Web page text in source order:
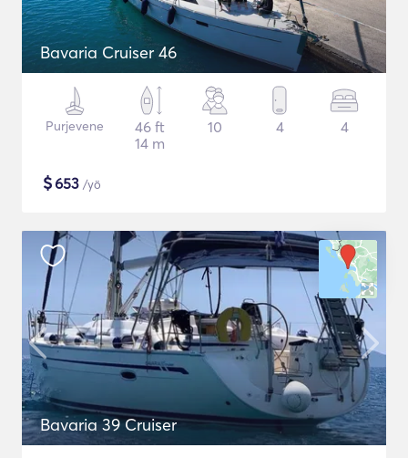
Bavaria Cruiser 46
Purjevene
46 ft
14 m
10 4 4
$653 /yö
Bavaria 39 Cruiser